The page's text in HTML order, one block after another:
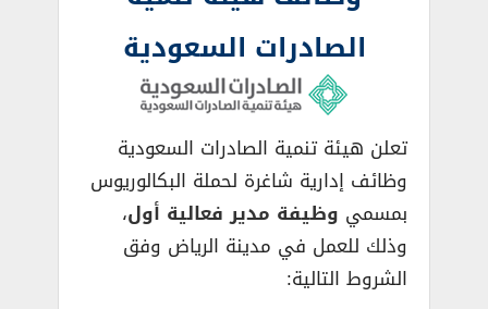
الصادرات السعودية
تعلن هيئة تنمية الصادرات السعودية
وظائف إدارية شاغرة لحملة البكالوريوس
بمسمي وظيفة مدير فعالية أول،
وذلك للعمل في مدينة الرياض وفق
الشروط التالية: